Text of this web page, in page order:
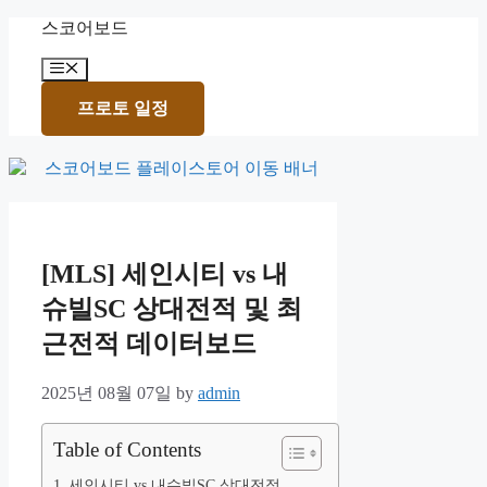
content
스코어보드
Menu
프로토 일정
[MLS] 세인시티 vs 내
슈빌SC 상대전적 및 최
근전적 데이터보드
2025년 08월 07일 by admin
Table of Contents